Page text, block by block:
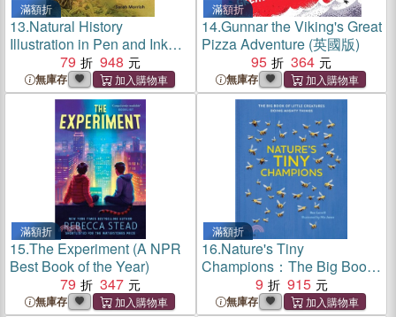
滿額折
13.Natural History
Illustration in Pen and Ink：
Combine science with art,
and journey through nature
79 948
無庫存
滿額折
14.Gunnar the Viking's Great
Pizza Adventure (英國版)
95
364
無庫存
滿額折
15.The Experiment (A NPR
Best Book of the Year)
79
347
無庫存
滿額折
16.Nature's Tiny
Champions：The Big Book
of Little Creatures Doing
Mighty Things
9 915
無庫存